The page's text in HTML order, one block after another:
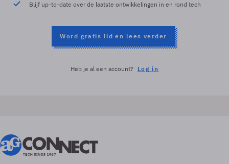
Blijf up-to-date over de laatste ontwikkelingen in en rond tech
Word gratis lid en lees verder
Heb je al een account? Log in